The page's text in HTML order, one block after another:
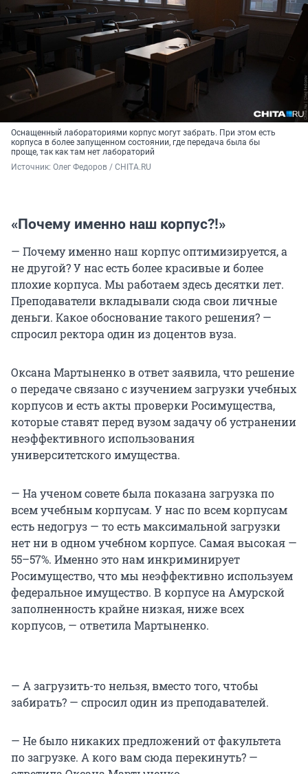
Оснащенный лабораториями корпус могут забрать. При этом есть
корпуса в более запущенном состоянии, где передача была бы
проще, так как там нет лабораторий
Источник: Олег Федоров / CHITA.RU
«Почему именно наш корпус?!»
— Почему именно наш корпус оптимизируется, а
не другой? У нас есть более красивые и более
плохие корпуса. Мы работаем здесь десятки лет.
Преподаватели вкладывали сюда свои личные
деньги. Какое обоснование такого решения? —
спросил ректора один из доцентов вуза.
Оксана Мартыненко в ответ заявила, что решение
о передаче связано с изучением загрузки учебных
корпусов и есть акты проверки Росимущества,
которые ставят перед вузом задачу об устранении
неэффективного использования
университетского имущества.
— На ученом совете была показана загрузка по
всем учебным корпусам. У нас по всем корпусам
есть недогруз — то есть максимальной загрузки
нет ни в одном учебном корпусе. Самая высокая —
55–57%. Именно это нам инкриминирует
Росимущество, что мы неэффективно используем
федеральное имущество. В корпусе на Амурской
заполненность крайне низкая, ниже всех
корпусов, — ответила Мартыненко.
— А загрузить-то нельзя, вместо того, чтобы
забирать? — спросил один из преподавателей.
— Не было никаких предложений от факультета
по загрузке. А кого вам сюда перекинуть? —